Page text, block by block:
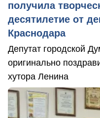
получила
десятилетие от
Краснодара
Депутат городской
оригинально
хутора Ленина